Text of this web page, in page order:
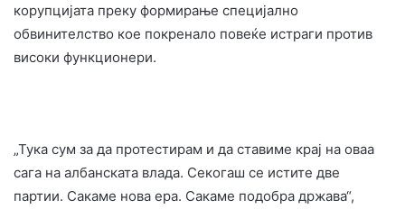
корупцијата преку формирање специјално
обвинителство кое покренало повеќе истраги против
високи функционери.
„Тука сум за да протестирам и да ставиме крај на оваа
сага на албанската влада. Секогаш се истите две
партии. Сакаме нова ера. Сакаме подобра држава“,